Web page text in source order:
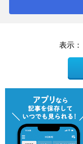
表示：